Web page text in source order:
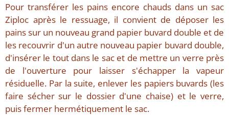
Pour transférer les pains encore chauds dans un sac
Ziploc après le ressuage, il convient de déposer les
pains sur un nouveau grand papier buvard double et de
les recouvrir d'un autre nouveau papier buvard double,
d'insérer le tout dans le sac et de mettre un verre près
de l'ouverture pour laisser s'échapper la vapeur
résiduelle. Par la suite, enlever les papiers buvards (les
faire sécher sur le dossier d'une chaise) et le verre,
puis fermer hermétiquement le sac.